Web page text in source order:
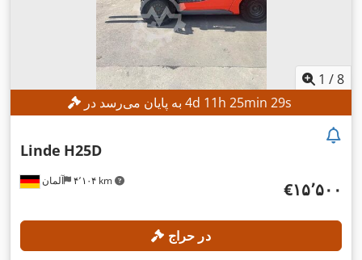
1 /8
4d 11h 25min 27s
آلمان ۴٬۱۰۴ km
Linde H25D
‎€۱۵٬۵۰۰
در حراج